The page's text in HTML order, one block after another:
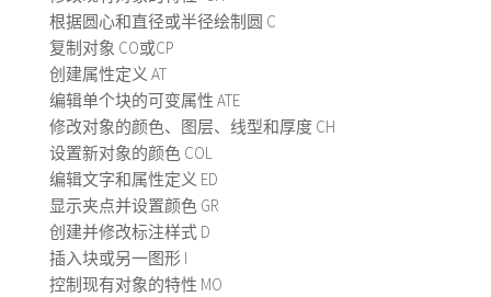
根据圆心和直径或半径绘制圆 C
复制对象 CO或CP
创建属性定义 AT
编辑单个块的可变属性 ATE
修改对象的颜色、图层、线型和厚度 CH
设置新对象的颜色 COL
编辑文字和属性定义 ED
显示夹点并设置颜色 GR
创建并修改标注样式 D
插入块或另一图形 I
控制现有对象的特性 MO